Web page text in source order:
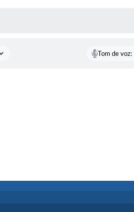
Tom de voz: